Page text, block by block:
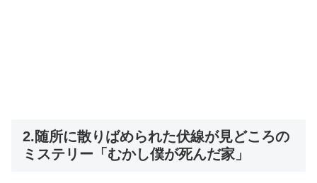
2.随所に散りばめられた伏線が見どころの
ミステリー「むかし僕が死んだ家」